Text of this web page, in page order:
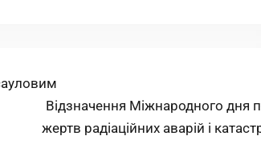
Наступний
запис:
Відзначення Міжнародного дня
жертв радіаційних аварій і